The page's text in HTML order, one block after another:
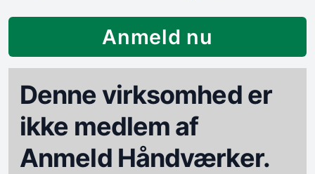
Anmeld nu
Denne virksomhed er
ikke medlem af
Anmeld Håndværker.